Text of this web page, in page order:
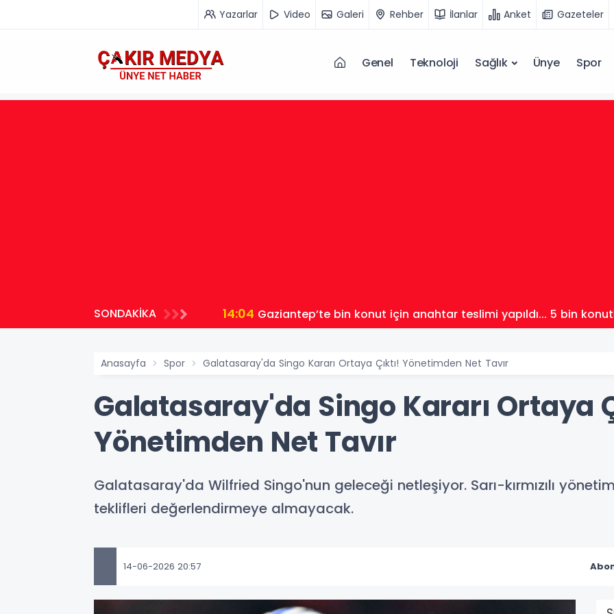
Yazarlar Video Galeri Rehber İlanlar Anket Gazeteler
Genel Teknoloji Sağlık Ünye Spor
SONDAKİKA 14:04 Gaziantep’te bin konut için anahtar teslimi yapıldı... 5 bin
Anasayfa Spor Galatasaray'da Singo Kararı Ortaya Çıktı! Yönetimden Net Tavır
Galatasaray'da Singo Kararı Ortaya
Yönetimden Net Tavır
Galatasaray'da Wilfried Singo'nun geleceği netleşiyor. Sarı-kırmızılı
teklifleri değerlendirmeye almayacak.
14-06-2026 20:57